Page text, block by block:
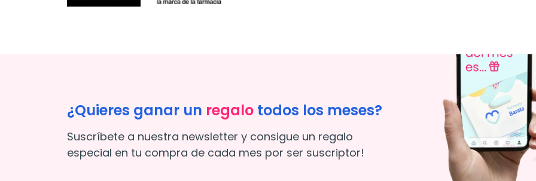
¿Quieres ganar un regalo todos los meses?
Suscríbete a nuestra newsletter y consigue un regalo
especial en tu compra de cada mes por ser suscriptor!